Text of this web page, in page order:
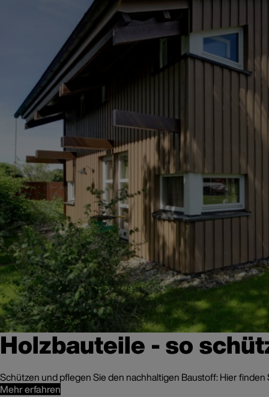
Holzbauteile - so
Schützen und pflegen Sie den nachhaltigen Baustoff: Hier
Mehr erfahren